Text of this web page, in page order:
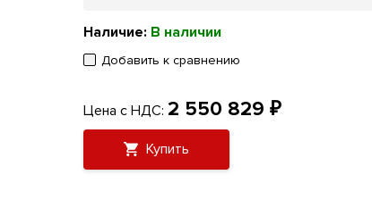
Наличие: В наличии
Добавить к сравнению
Цена с НДС: 2 550 829 ₽
Купить